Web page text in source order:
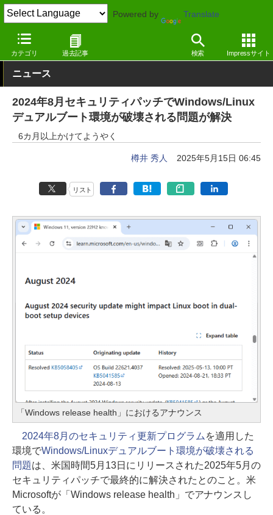
Powered by Translate
カテゴリ 過去記事 検索 Impressサイト
窓の杜 システム・ファイル Windows
ニュース
2024年8月セキュリティパッチでWindows/Linux
デュアルブート環境が破壊される問題が解決
6カ月以上かけてようやく
樽井 秀人 2025年5月15日 06:45
リスト
「Windows release health」におけるアナウンス
2024年8月のセキュリティ更新プログラム を適用した
環境でWindows/Linuxデュアルブート環境が破壊される
問題は、米国時間5月13日にリリースされた2025年5月の
セキュリティパッチで最終的に解決されたとのこと。米
Microsoftが「Windows release health」でアナウンスし
ている。